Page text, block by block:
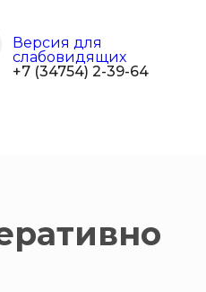
Версия для
слабовидящих
+7 (34754) 2-39-64